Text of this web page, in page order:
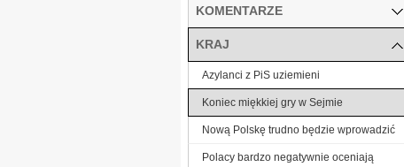
KOMENTARZE
KRAJ
Azylanci z PiS uziemieni
Koniec miękkiej gry w Sejmie
Nową Polskę trudno będzie wprowadzić
Polacy bardzo negatywnie oceniają